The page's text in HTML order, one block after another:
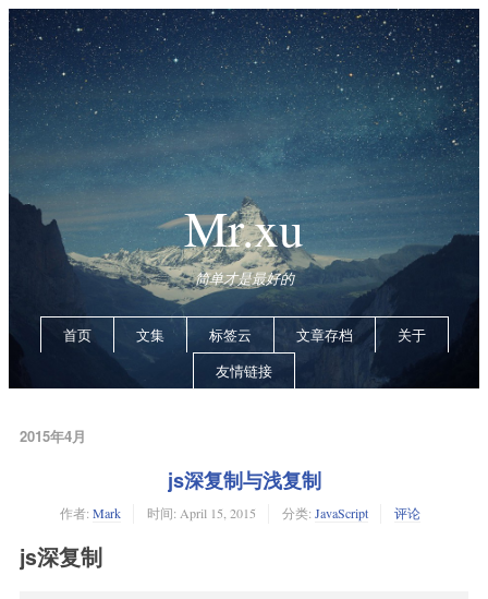
Mr.xu
简单才是最好的
首页 文集 标签云 文章存档
关于
友情链接
2015年4月
js深复制与浅复制
作者: Mark 时间: April 15, 2015 分类: JavaScript 评论
js深复制